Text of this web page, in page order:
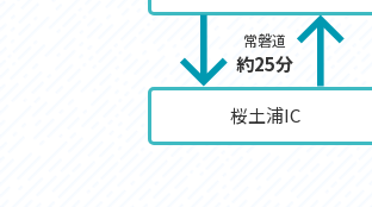
常磐道
約25分
桜土浦IC